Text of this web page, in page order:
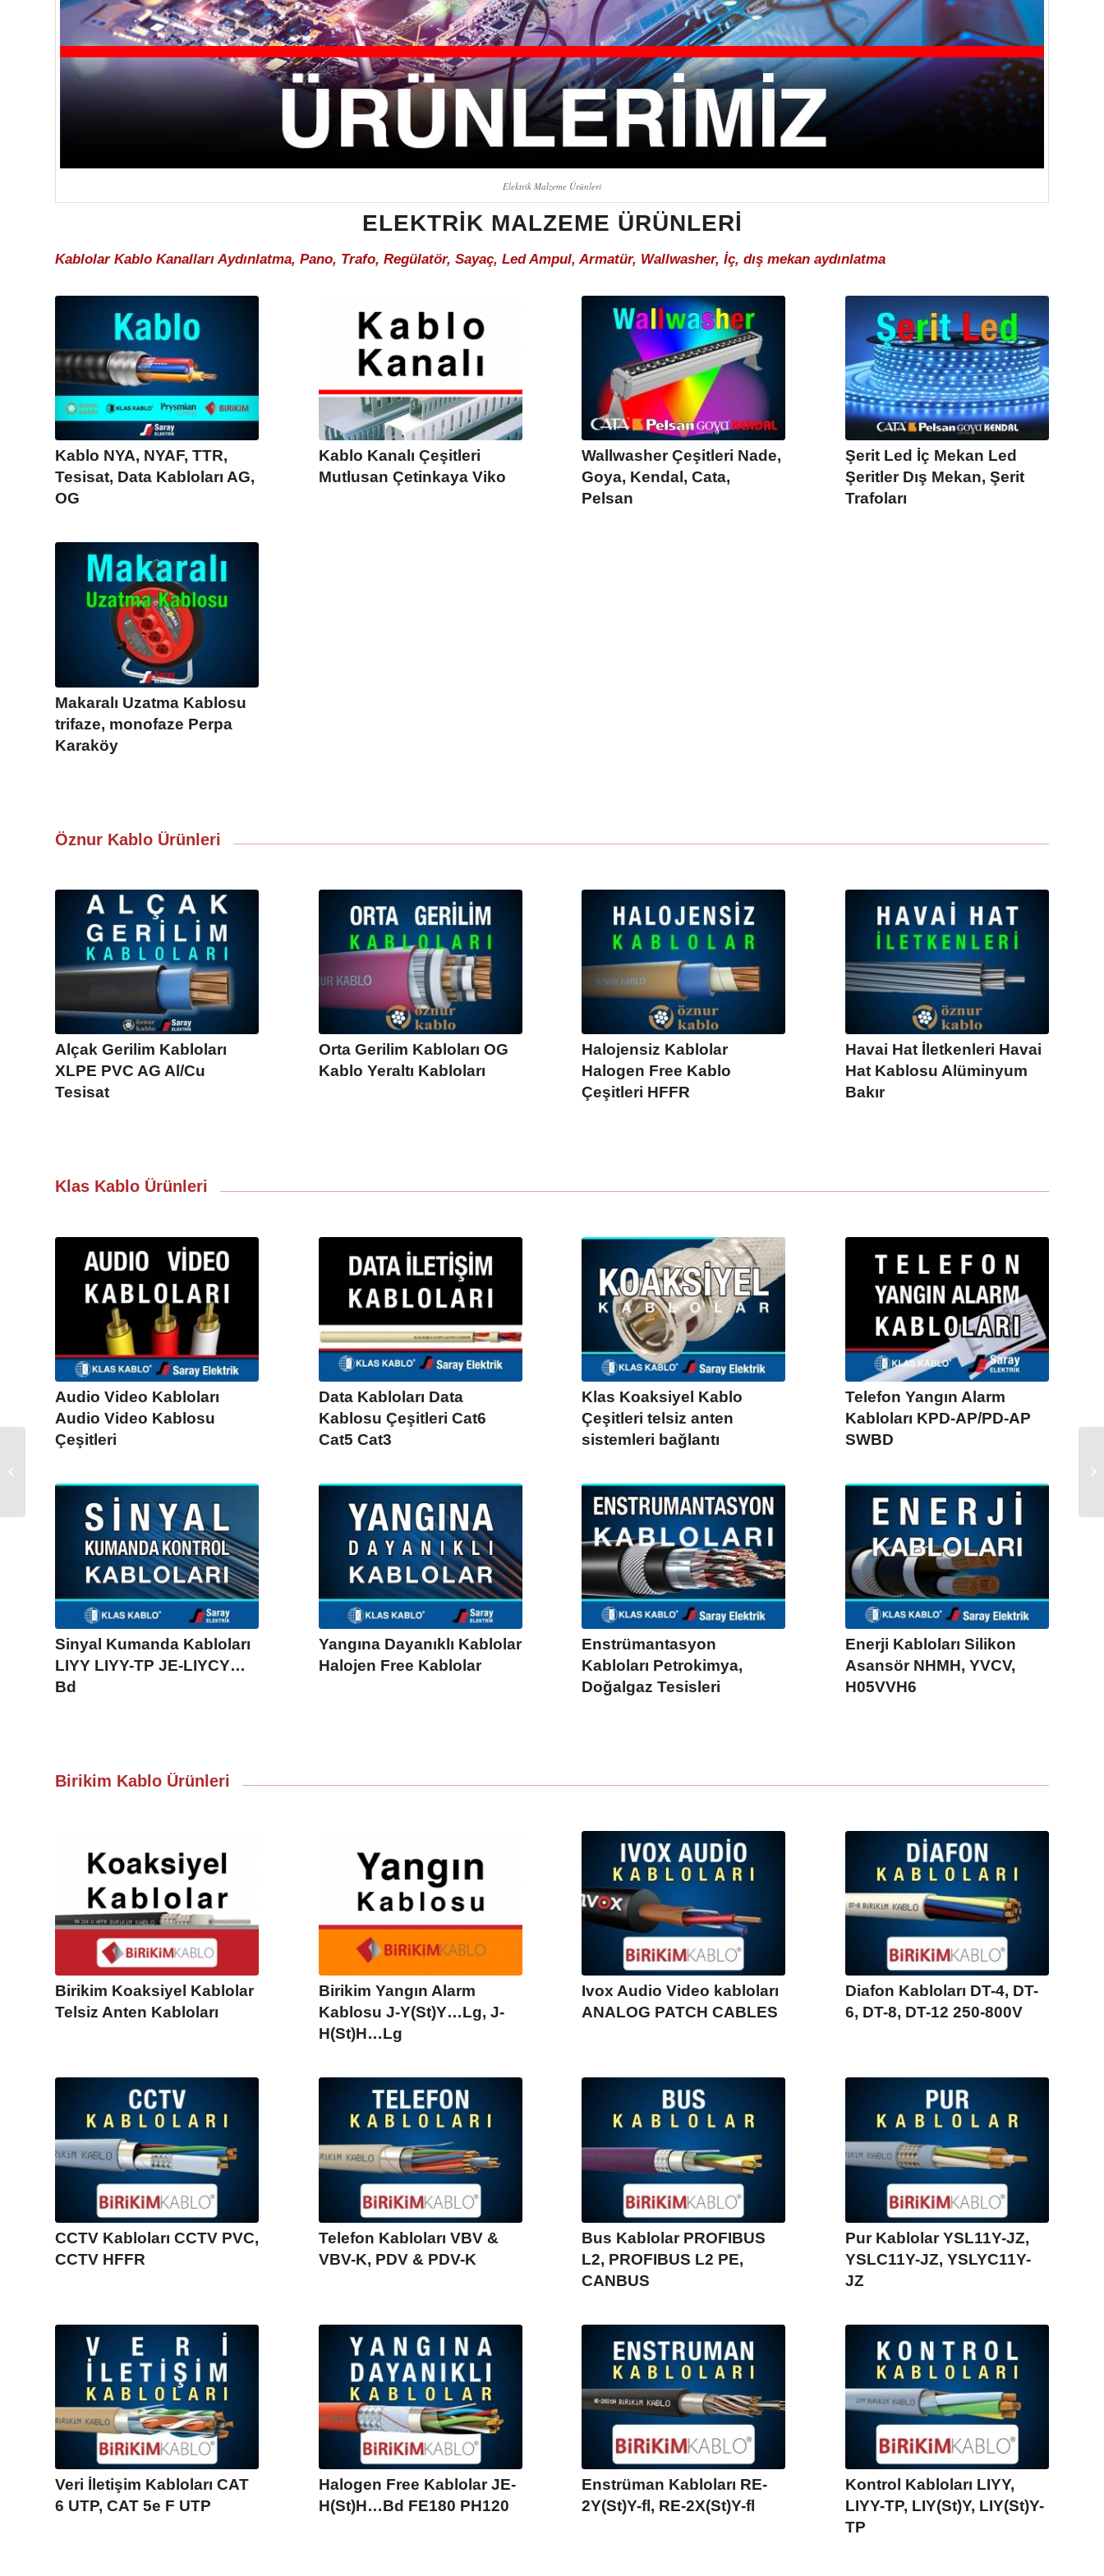
Elektrik Malzeme Ürünleri
ELEKTRIK MALZEME ÜRÜNLERI
Kablolar Kablo Kanalları Aydınlatma, Pano, Trafo, Regülatör, Sayaç, Led Ampul, Armatür, Wallwasher, İç, dış mekan aydınlatma
Kablo NYA, NYAF, TTR,
Tesisat, Data Kabloları AG,
OG
Kablo Kanalı Çeşitleri
Mutlusan Çetinkaya Viko
Wallwasher Çeşitleri Nade,
Goya, Kendal, Cata,
Pelsan
Şerit Led İç Mekan Led
Şeritler Dış Mekan, Şerit
Trafoları
Makaralı Uzatma Kablosu
trifaze, monofaze Perpa
Karaköy
Öznur Kablo Ürünleri
Alçak Gerilim Kabloları
XLPE PVC AG Al/Cu
Tesisat
Orta Gerilim Kabloları OG
Kablo Yeraltı Kabloları
Halojensiz Kablolar
Halogen Free Kablo
Çeşitleri HFFR
Havai Hat İletkenleri Havai
Hat Kablosu Alüminyum
Bakır
Klas Kablo Ürünleri
Audio Video Kabloları
Audio Video Kablosu
Çeşitleri
Data Kabloları Data
Kablosu Çeşitleri Cat6
Cat5 Cat3
Klas Koaksiyel Kablo
Çeşitleri telsiz anten
sistemleri bağlantı
Telefon Yangın Alarm
Kabloları KPD-AP/PD-AP
SWBD
Sinyal Kumanda Kabloları
LIYY LIYY-TP JE-LIYCY…
Bd
Yangına Dayanıklı Kablolar
Halojen Free Kablolar
Enstrümantasyon
Kabloları Petrokimya,
Doğalgaz Tesisleri
Enerji Kabloları Silikon
Asansör NHMH, YVCV,
H05VVH6
Birikim Kablo Ürünleri
Birikim Koaksiyel Kablolar
Telsiz Anten Kabloları
Birikim Yangın Alarm
Kablosu J-Y(St)Y…Lg, J-
H(St)H…Lg
Ivox Audio Video kabloları
ANALOG PATCH CABLES
Diafon Kabloları DT-4, DT-
6, DT-8, DT-12 250-800V
CCTV Kabloları CCTV PVC,
CCTV HFFR
Telefon Kabloları VBV &
VBV-K, PDV & PDV-K
Bus Kablolar PROFIBUS
L2, PROFIBUS L2 PE,
CANBUS
Pur Kablolar YSL11Y-JZ,
YSLC11Y-JZ, YSLYC11Y-
JZ
Veri İletişim Kabloları CAT
6 UTP, CAT 5e F UTP
Halogen Free Kablolar JE-
H(St)H…Bd FE180 PH120
Enstrüman Kabloları RE-
2Y(St)Y-fl, RE-2X(St)Y-fl
Kontrol Kabloları LIYY,
LIYY-TP, LIY(St)Y, LIY(St)Y-
TP
Toptan Perakende